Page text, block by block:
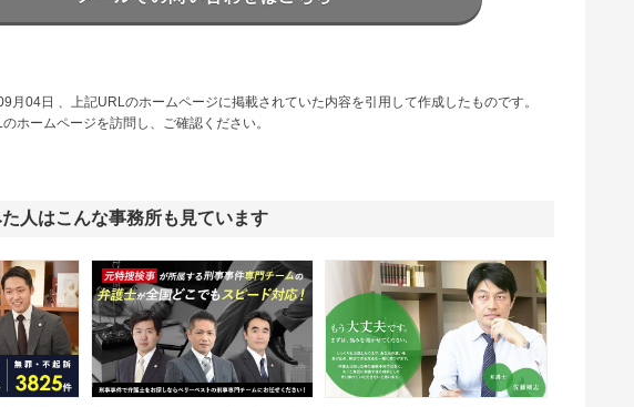
月04日 、上記URLのホームページに掲載されていた内容を引用して作成したものです。
ホームページを訪問し、ご確認ください。
人はこんな事務所も見ています